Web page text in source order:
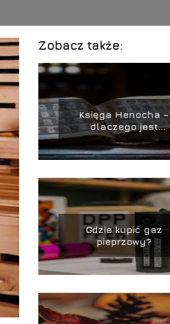
Zobacz także:
Księga Henocha –
dlaczego jest
zakazana?
Gdzie kupić gaz
pieprzowy?